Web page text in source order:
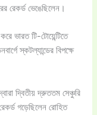
রেকর্ড ভেঙেছিলেন।
ভারত টি-টোয়েন্টিতে
স্কটল্যান্ডের বিপক্ষে
দ্বিতীয় দ্রুততম সেঞ্চুরি
গড়েছিলেন রোহিত